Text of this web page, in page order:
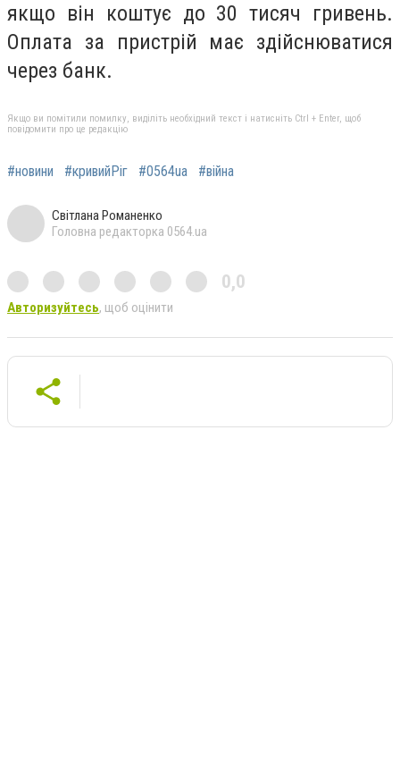
якщо він коштує до 30 тисяч гривень.
Оплата за пристрій має здійснюватися
через банк.
Якщо ви помітили помилку, виділіть необхідний текст і натисніть Ctrl + Enter, щоб
повідомити про це редакцію
#новини #кривийРіг #0564ua #війна
Світлана Романенко
Головна редакторка 0564.ua
0,0
Авторизуйтесь, щоб оцінити